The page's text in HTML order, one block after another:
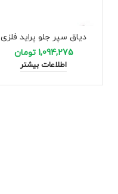
دیاق سپر جلو پراید فلزی
1,094,275 تومان
اطلاعات بیشتر